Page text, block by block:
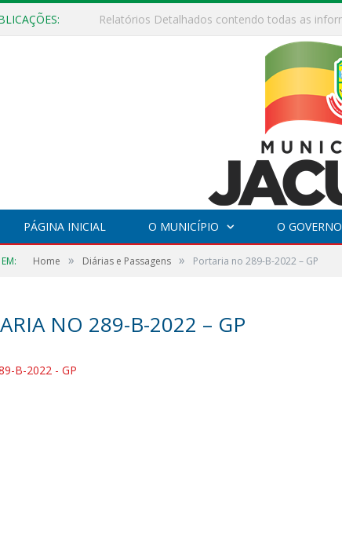
PÁGINA INICIAL O MUNICÍPIO O GOVERNO
Home » Diárias e Passagens » Portaria no 289-B-2022 – GP
NO 289-B-2022 – GP
B-2022 - GP